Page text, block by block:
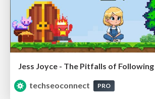
Jess Joyce - The Pitfalls of
techseoconnect
PRO